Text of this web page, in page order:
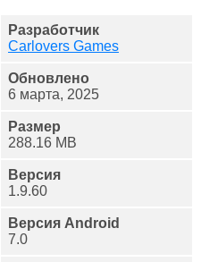
Разработчик
Carlovers Games
Обновлено
6 марта, 2025
Размер
288.16 MB
Версия
1.9.60
Версия Android
7.0